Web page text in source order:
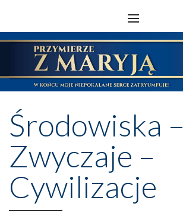
Środowiska –
Zwyczaje –
Cywilizacje